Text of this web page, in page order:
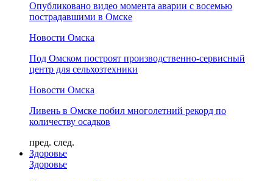
Опубликовано видео момента аварии с восемью
пострадавшими в Омске
Новости Омска
Под Омском построят производственно-сервисный
центр для сельхозтехники
Новости Омска
Ливень в Омске побил многолетний рекорд по
количеству осадков
пред. след.
Здоровье
Здоровье